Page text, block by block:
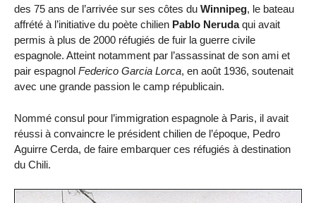
des 75 ans de l’arrivée sur ses côtes du Winnipeg, le bateau
affrété à l’initiative du poète chilien Pablo Nerudaqui avait
permis à plus de 2000 réfugiés de fuir la guerre civile
espagnole. Atteint notamment par l’assassinat de son ami et
pair espagnol Federico Garcia Lorca, en août 1936, soutenait
avec une grande passion le camp républicain.
Nommé consul pour l’immigration espagnole à Paris, il avait
réussi à convaincre le président chilien de l’époque, Pedro
Aguirre Cerda, de faire embarquer ces réfugiés à destination
du Chili.